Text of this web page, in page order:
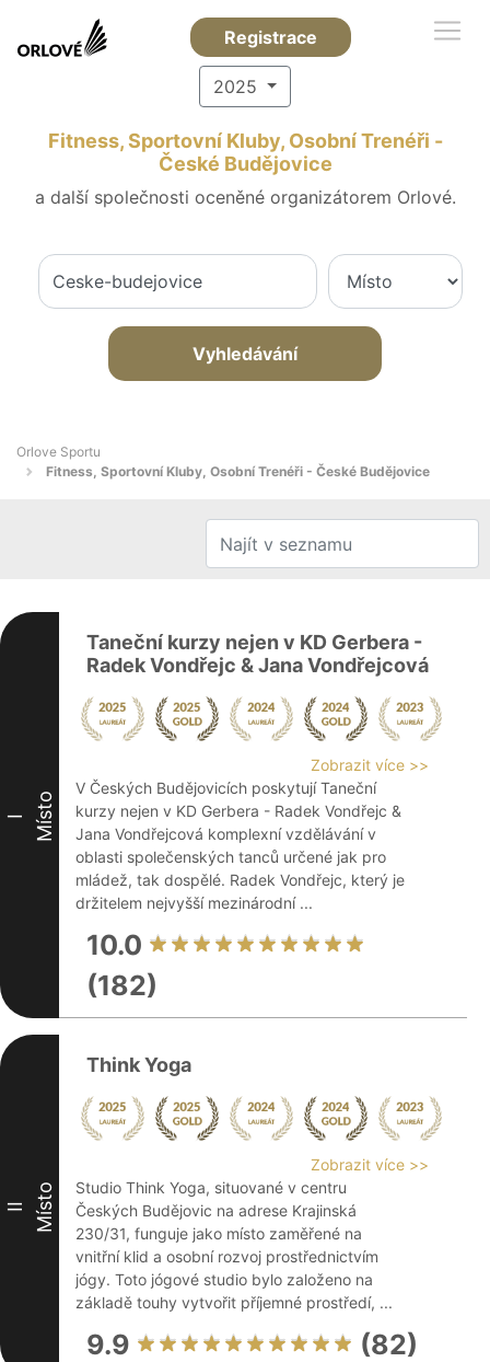
Registrace
2025
Fitness, Sportovní Kluby, Osobní Trenéři -
České Budějovice
a další společnosti oceněné organizátorem Orlové.
Vyhledávání
Orlove Sportu
Fitness, Sportovní Kluby, Osobní Trenéři - České Budějovice
I Místo
Taneční kurzy nejen v KD Gerbera -
Radek Vondřejc & Jana Vondřejcová
Zobrazit více >>
V Českých Budějovicích poskytují Taneční
kurzy nejen v KD Gerbera - Radek Vondřejc &
Jana Vondřejcová komplexní vzdělávání v
oblasti společenských tanců určené jak pro
mládež, tak dospělé. Radek Vondřejc, který je
držitelem nejvyšší mezinárodní ...
10.0
(182)
II Místo
Think Yoga
Zobrazit více >>
Studio Think Yoga, situované v centru
Českých Budějovic na adrese Krajinská
230/31, funguje jako místo zaměřené na
vnitřní klid a osobní rozvoj prostřednictvím
jógy. Toto jógové studio bylo založeno na
základě touhy vytvořit příjemné prostředí, ...
9.9 (82)